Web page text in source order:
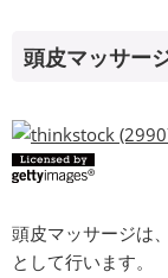
頭皮マッサー
頭皮マッサージは
として行います。